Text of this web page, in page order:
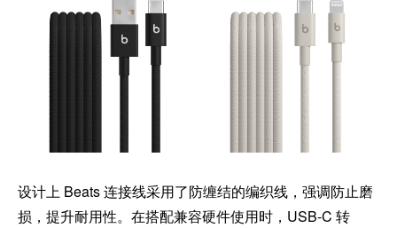
设计上 Beats 连接线采用了防缠结的编织线，强调防止磨
损，提升耐用性。在搭配兼容硬件使用时，USB-C 转